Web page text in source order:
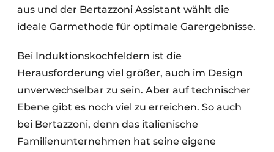
aus und der Bertazzoni Assistant wählt die
ideale Garmethode für optimale Garergebnisse.
Bei Induktionskochfeldern ist die
Herausforderung viel größer, auch im Design
unverwechselbar zu sein. Aber auf technischer
Ebene gibt es noch viel zu erreichen. So auch
bei Bertazzoni, denn das italienische
Familienunternehmen hat seine eigene